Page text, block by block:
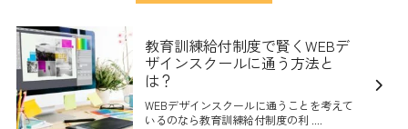
教育訓練給付制度で賢くWEBデ
ザインスクールに通う方法と
は？
WEBデザインスクールに通うことを考えて
いるのなら教育訓練給付制度の利 ....